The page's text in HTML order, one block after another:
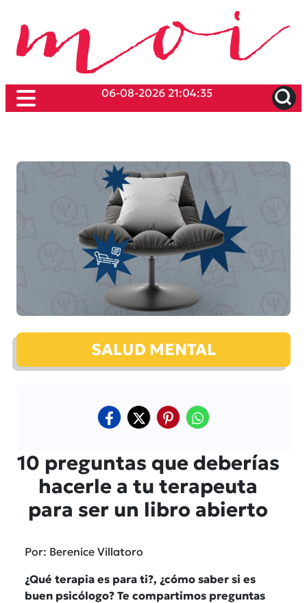
06-08-2026 21:04:35
SALUD MENTAL
10 preguntas que deberías
hacerle a tu terapeuta
para ser un libro abierto
Por: Berenice Villatoro
¿Qué terapia es para ti?, ¿cómo saber si es
buen psicólogo? Te compartimos preguntas